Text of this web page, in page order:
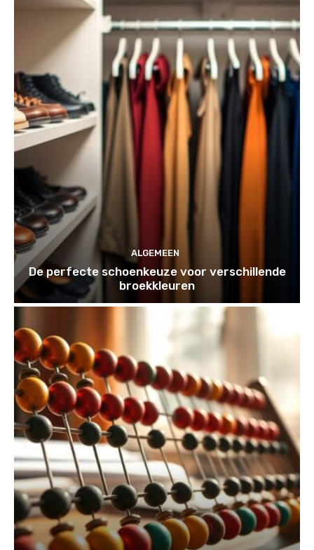
ALGEMEEN
De perfecte schoenkeuze voor verschillende
broekkleuren